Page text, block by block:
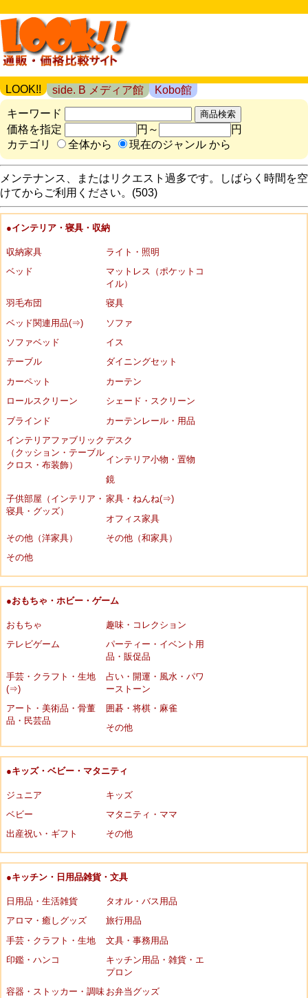
LOOK!! side. B メディア館
Kobo館
キーワード
価格を指定
円～
円
カテゴリ
全体から 現在のジャンル から
メンテナンス、またはリクエスト過多です。しばらく時間を空
けてからご利用ください。(503)
●インテリア・寝具・収納
収納家具
ライト・照明
ベッド
マットレス（ポケットコ
イル）
羽毛布団
寝具
ベッド関連用品(⇒)
ソファ
ソファベッド
イス
テーブル
ダイニングセット
カーペット
カーテン
ロールスクリーン
シェード・スクリーン
ブラインド
カーテンレール・用品
インテリアファブリック
（クッション・テーブル
クロス・布装飾）
デスク
インテリア小物・置物
鏡
子供部屋（インテリア・
寝具・グッズ）
家具・ねんね(⇒)
オフィス家具
その他（洋家具）
その他（和家具）
その他
●おもちゃ・ホビー・ゲーム
おもちゃ
趣味・コレクション
テレビゲーム
パーティー・イベント用
品・販促品
手芸・クラフト・生地
(⇒)
占い・開運・風水・パワ
ーストーン
アート・美術品・骨董
品・民芸品
囲碁・将棋・麻雀
その他
●キッズ・ベビー・マタニティ
ジュニア
キッズ
ベビー
マタニティ・ママ
出産祝い・ギフト
その他
●キッチン・日用品雑貨・文具
日用品・生活雑貨
タオル・バス用品
アロマ・癒しグッズ
旅行用品
手芸・クラフト・生地
文具・事務用品
印鑑・ハンコ
キッチン用品・雑貨・エ
プロン
容器・ストッカー・調味 お弁当グッズ